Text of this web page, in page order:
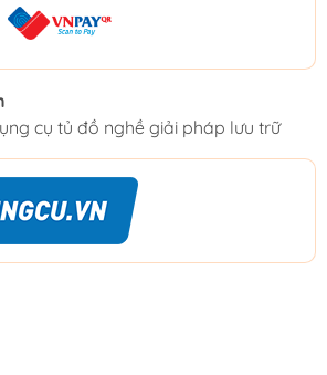
cụ tủ đồ nghề giải pháp lưu trữ